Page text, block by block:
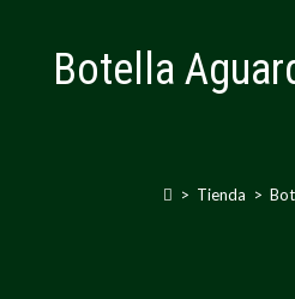
Botella
> Tienda >